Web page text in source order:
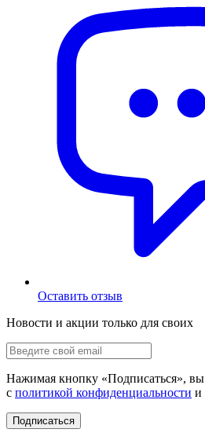
Оставить отзыв
Новости и акции только для своих
Нажимая кнопку «Подписаться», вы
с политикой конфиденциальности и
Подписаться